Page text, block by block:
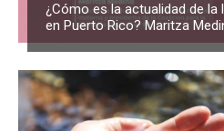
¿Cómo es la actualidad de la
en Puerto Rico? Maritza